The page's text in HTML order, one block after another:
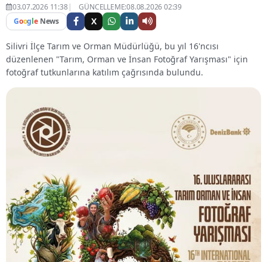
03.07.2026 11:38
GÜNCELLEME:08.08.2026 02:39
Google News X
Silivri İlçe Tarım ve Orman Müdürlüğü, bu yıl 16'ncısı
düzenlenen "Tarım, Orman ve İnsan Fotoğraf Yarışması" için
fotoğraf tutkunlarına katılım çağrısında bulundu.